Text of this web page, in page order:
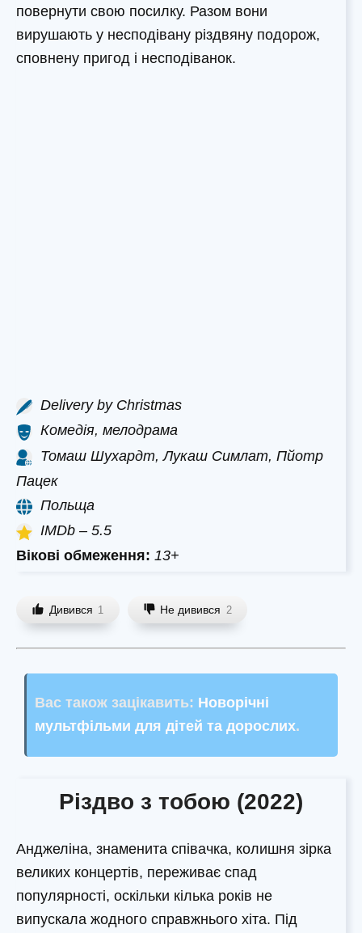
повернути свою посилку. Разом вони
вирушають у несподівану різдвяну подорож,
сповнену пригод і несподіванок.
Delivery by Christmas
Комедія, мелодрама
Томаш Шухардт, Лукаш Симлат, Пйотр
Пацек
Польща
IMDb – 5.5
Вікові обмеження: 13+
Дивився 1 Не дивився 2
Вас також зацікавить: Новорічні
мультфільми для дітей та дорослих.
Різдво з тобою (2022)
Анджеліна, знаменита співачка, колишня зірка
великих концертів, переживає спад
популярності, оскільки кілька років не
випускала жодного справжнього хіта. Під